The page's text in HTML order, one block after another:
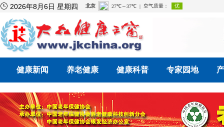
 2026年8月6日 星期四
健康新闻 养老健康 健康科普 专家园地